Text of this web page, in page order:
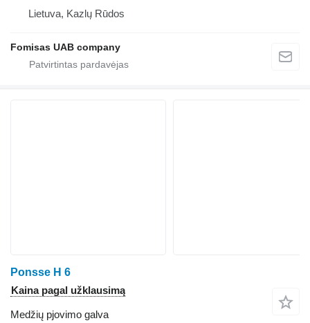
Lietuva, Kazlų Rūdos
Fomisas UAB company
Ponsse H 6
Kaina pagal užklausimą
Medžių pjovimo galva